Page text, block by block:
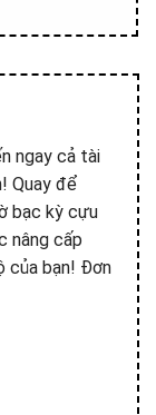
ngay cả tài
Quay để
bạc kỳ cựu
nâng cấp
của bạn! Đơn